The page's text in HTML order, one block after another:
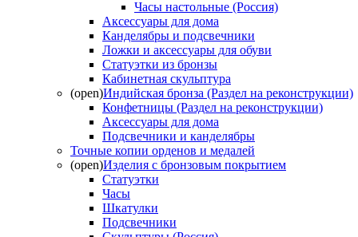
Часы настольные (Россия)
Аксессуары для дома
Канделябры и подсвечники
Ложки и аксессуары для обуви
Статуэтки из бронзы
Кабинетная скульптура
(open)Индийская бронза (Раздел на реконструкции)
Конфетницы (Раздел на реконструкции)
Аксессуары для дома
Подсвечники и канделябры
Точные копии орденов и медалей
(open)Изделия с бронзовым покрытием
Статуэтки
Часы
Шкатулки
Подсвечники